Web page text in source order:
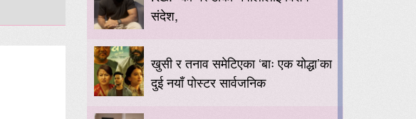
संदेश,
खुसी र तनाव समेटिएका ‘बाः एक योद्धा’का
दुई नयाँ पोस्टर सार्वजनिक